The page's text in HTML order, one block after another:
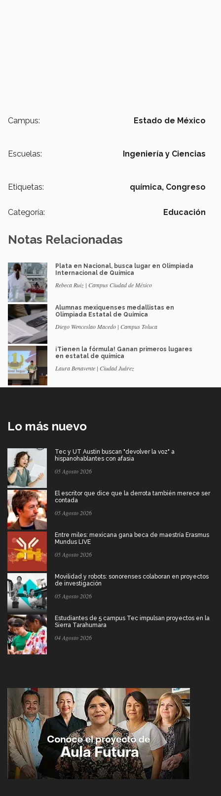
Campus: Estado de México
Escuelas: Ingeniería y Ciencias
Etiquetas: química, Congreso
Categoría: Educación
Notas Relacionadas
Plata en Nacional, busca lugar en Olimpiada
Internacional de Química
Rebeca Ruiz | Campus Ciudad de México
Alumnas mexiquenses medallistas en
Olimpiada Estatal de Química
Diego Wenceslao Macedo | Campus Toluca
¡Tienen la fórmula! Ganan primeros lugares
en estatal de química
Laura Benavente | Ciudad Juárez
Lo más nuevo
Tec y UT Austin buscan "devolver la voz" a
hispanohablantes con afasia
05 Agosto 2026
El escritor que dice que la derrota también merece ser
contada
05 Agosto 2026
Entre miles: mexicana gana beca de maestría Erasmus
Mundus LIVE
05 Agosto 2026
Movilidad y robots: sonorenses colaboran en proyectos
de investigación
05 Agosto 2026
Estudiantes de 5 campus Tec impulsan proyectos en la
Sierra Tarahumara
04 Agosto 2026